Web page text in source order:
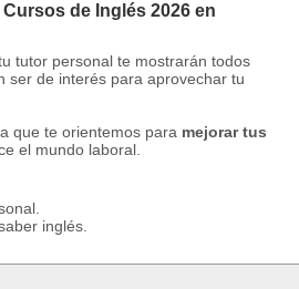
de Inglés 2026 en
tutor personal te mostrarán todos
ser de interés para aprovechar tu
que te orientemos para mejorar tus
el mundo laboral.
inglés.